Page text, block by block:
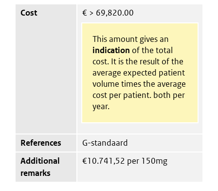
Cost € > 69,820.00
This amount gives an
indication of the total
cost. It is the result of the
average expected patient
volume times the average
cost per patient. both per
year.
References
G-standaard
Additional
remarks
€10.741,52 per 150mg